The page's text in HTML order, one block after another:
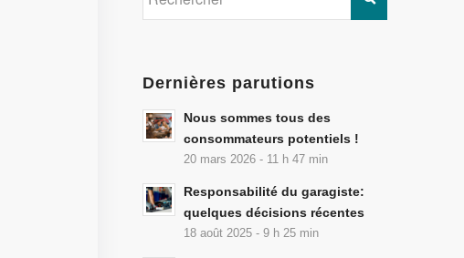
Dernières parutions
Nous sommes tous des
consommateurs potentiels !
20 mars 2026 - 11 h 47 min
Responsabilité du garagiste:
quelques décisions récentes
18 août 2025 - 9 h 25 min